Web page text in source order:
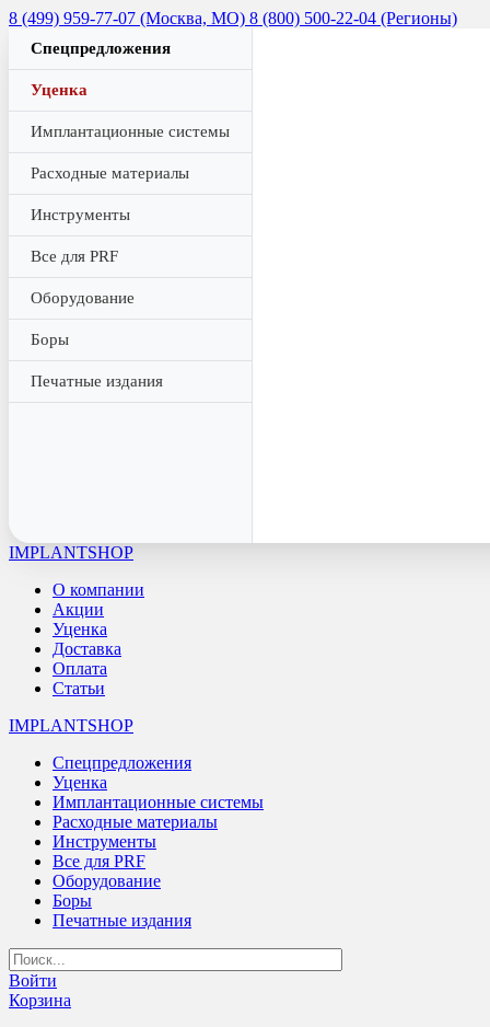
8 (499) 959-77-07 (Москва, МО) 8 (800) 500-22-04 (Регионы)
Спецпредложения
Уценка
Имплантационные системы
Расходные материалы
Инструменты
Все для PRF
Оборудование
Боры
Печатные издания
IMPLANTSHOP
О компании
Акции
Уценка
Доставка
Оплата
Статьи
IMPLANTSHOP
Спецпредложения
Уценка
Имплантационные системы
Расходные материалы
Инструменты
Все для PRF
Оборудование
Боры
Печатные издания
Войти
Корзина